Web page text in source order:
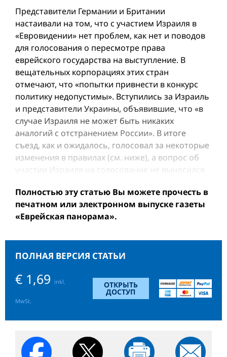
Представители Германии и Британии
настаивали на том, что с участием Израиля в
«Евровидении» нет проб­лем, как нет и поводов
для голосования о пересмотре права
еврейского государства на выступление. В
вещательных корпорациях этих стран
отмечают, что «попытки привнести в конкурс
политику недопустимы». Вступились за Израиль
и представители Украины, объявившие, что «в
случае Израиля не может быть никаких
аналогий с отстранением России». В итоге
съезд, как и ожидалось, голосовал за некоторые
изменения в правилах (см. ниже), а вопрос об
участии Израиля на голосование не выносился.
Полностью эту статью Вы можете прочесть в
печатном или электронном выпуске газеты
«Еврейская панорама».
ПОЛНАЯ ВЕРСИЯ СТАТЬИ
€ 1,69 inkl.
MwSt.
ОТКРЫТЬ
ДОСТУП